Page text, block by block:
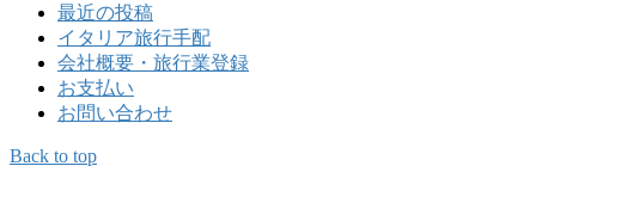
最近の投稿
イタリア旅行手配
会社概要・旅行業登録
お支払い
お問い合わせ
Back to top